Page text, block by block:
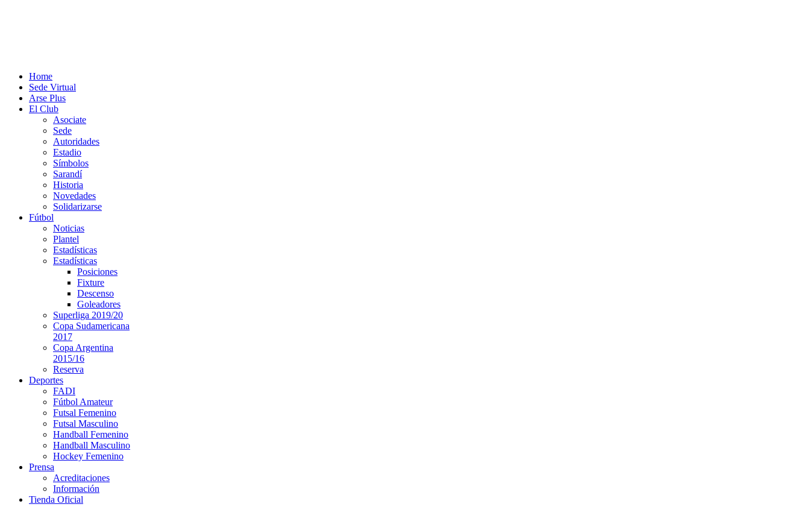
Home
Sede Virtual
Arse Plus
El Club
Asociate
Sede
Autoridades
Estadio
Símbolos
Sarandí
Historia
Novedades
Solidarizarse
Fútbol
Noticias
Plantel
Estadísticas
Estadísticas
Posiciones
Fixture
Descenso
Goleadores
Superliga 2019/20
Copa Sudamericana
2017
Copa Argentina
2015/16
Reserva
Deportes
FADI
Fútbol Amateur
Futsal Femenino
Futsal Masculino
Handball Femenino
Handball Masculino
Hockey Femenino
Prensa
Acreditaciones
Información
Tienda Oficial